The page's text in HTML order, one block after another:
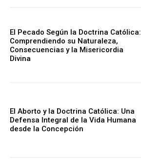
El Pecado Según la Doctrina Católica:
Comprendiendo su Naturaleza,
Consecuencias y la Misericordia
Divina
El Aborto y la Doctrina Católica: Una
Defensa Integral de la Vida Humana
desde la Concepción